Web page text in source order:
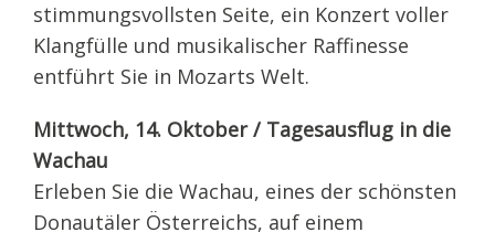
stimmungsvollsten Seite, ein Konzert voller
Klangfülle und musikalischer Raffinesse
entführt Sie in Mozarts Welt.
Mittwoch, 14. Oktober / Tagesausflug in die
Wachau
Erleben Sie die Wachau, eines der schönsten
Donautäler Österreichs, auf einem